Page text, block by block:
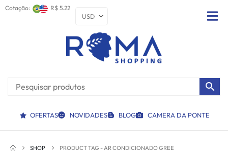
Cotação: R$ 5.22
OFERTAS NOVIDADES BLOG CAMERA DA PONTE
SHOP PRODUCT TAG -AR CONDICIONADO GREE